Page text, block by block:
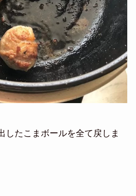
したこまボールを全て戻しま